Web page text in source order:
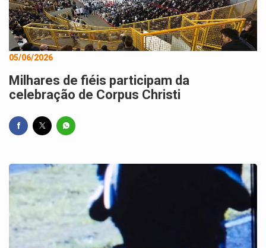
05/06/2026
Milhares de fiéis participam da
celebração de Corpus Christi